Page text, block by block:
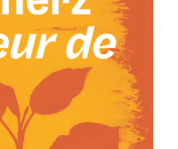
Spielstätte im
am Rhein
Theater BAden